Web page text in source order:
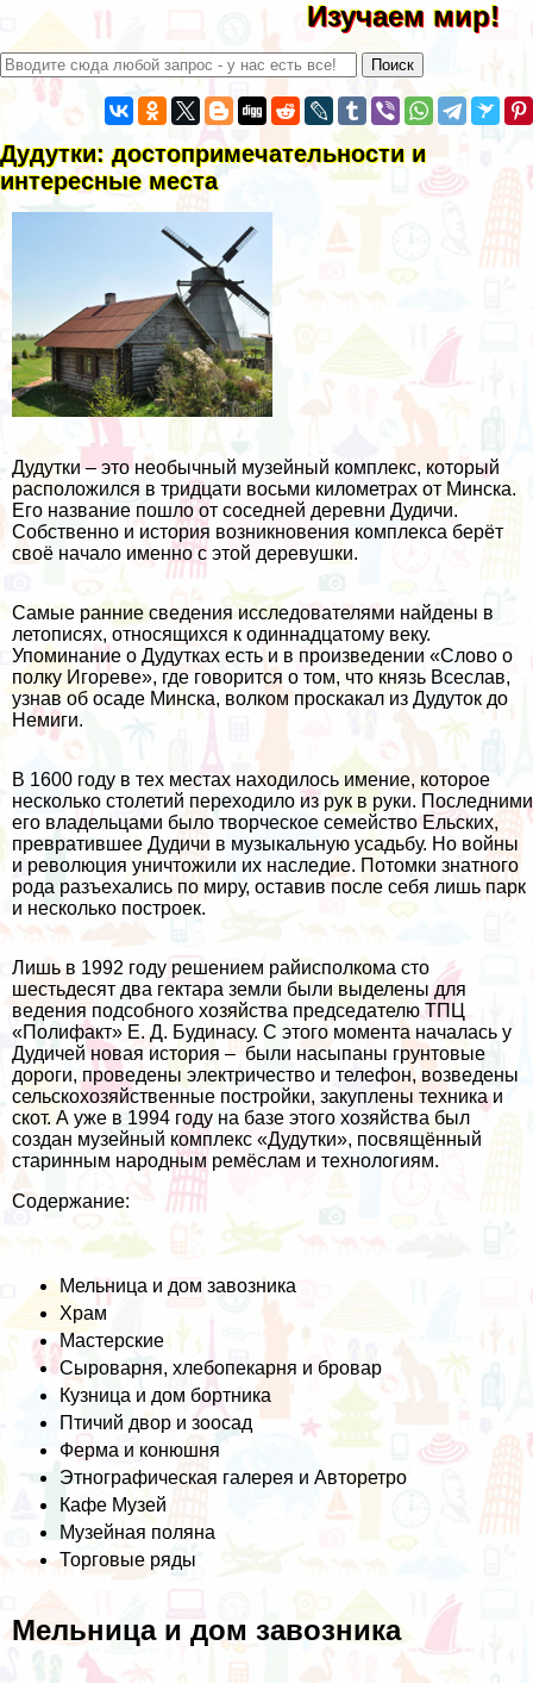
Изучаем мир!
Дудутки: достопримечательности и
интересные места
Дудутки – это необычный музейный комплекс, который
расположился в тридцати восьми километрах от Минска.
Его название пошло от соседней деревни Дудичи.
Собственно и история возникновения комплекса берёт
своё начало именно с этой деревушки.
Самые ранние сведения исследователями найдены в
летописях, относящихся к одиннадцатому веку.
Упоминание о Дудутках есть и в произведении «Слово о
полку Игореве», где говорится о том, что князь Всеслав,
узнав об осаде Минска, волком проскакал из Дудуток до
Немиги.
В 1600 году в тех местах находилось имение, которое
несколько столетий переходило из рук в руки. Последними
его владельцами было творческое семейство Ельских,
превратившее Дудичи в музыкальную усадьбу. Но войны
и революция уничтожили их наследие. Потомки знатного
рода разъехались по миру, оставив после себя лишь парк
и несколько построек.
Лишь в 1992 году решением райисполкома сто
шестьдесят два гектара земли были выделены для
ведения подсобного хозяйства председателю ТПЦ
«Полифакт» Е. Д. Будинасу. С этого момента началась у
Дудичей новая история – были насыпаны грунтовые
дороги, проведены электричество и телефон, возведены
сельскохозяйственные постройки, закуплены техника и
скот. А уже в 1994 году на базе этого хозяйства был
создан музейный комплекс «Дудутки», посвящённый
старинным народным ремёслам и технологиям.
Содержание:
Мельница и дом завозника
Храм
Мастерские
Сыроварня, хлебопекарня и бровар
Кузница и дом бортника
Птичий двор и зоосад
Ферма и конюшня
Этнографическая галерея и Авторетро
Кафе Музей
Музейная поляна
Торговые ряды
Мельница и дом завозника